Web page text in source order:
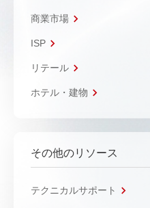
商業市場
ISP
リテール
ホテル・建物
その他のリソース
テクニカルサポート